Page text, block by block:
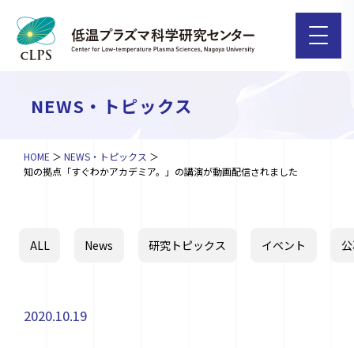
NEWS・トピックス
HOME
NEWS・トピックス
知の拠点「すぐわかアカデミア。」の講演が動画配信されました
ALL News 研究トピックス イベント
2020.10.19